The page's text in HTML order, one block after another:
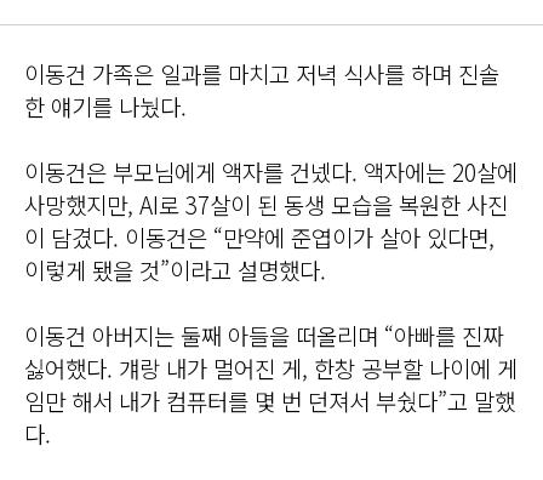
이동건 가족은 일과를 마치고 저녁 식사를 하며 진솔
한 얘기를 나눴다.
이동건은 부모님에게 액자를 건넸다. 액자에는 20살에
사망했지만, AI로 37살이 된 동생 모습을 복원한 사진
이 담겼다. 이동건은 “만약에 준엽이가 살아 있다면,
이렇게 됐을 것”이라고 설명했다.
이동건 아버지는 둘째 아들을 떠올리며 “아빠를 진짜
싫어했다. 걔랑 내가 멀어진 게, 한창 공부할 나이에 게
임만 해서 내가 컴퓨터를 몇 번 던져서 부쉈다”고 말했
다.